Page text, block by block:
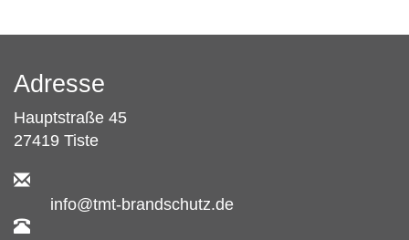
Adresse
Hauptstraße 45
27419 Tiste
info@tmt-brandschutz.de